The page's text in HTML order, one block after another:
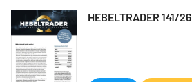
HEBELTRADER 141/26